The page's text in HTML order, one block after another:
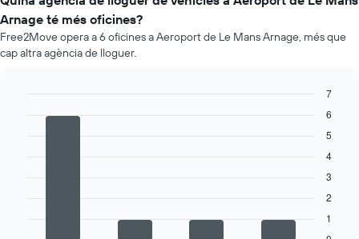
Arnage té més oficines?
Free2Move opera a 6 oficines a Aeroport de Le Mans Arnage, més que
cap altra agència de lloguer.
graphic.
1
2
3
4
5
6
7